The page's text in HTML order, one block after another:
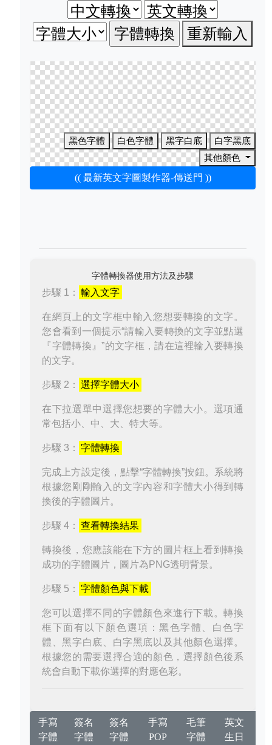
重新輸入
黑色字體 白色字體 黑字白底
白字黑底
其他顏色
(( 最新英文字圖製作器-傳送門 ))
字體轉換器使用方法及步驟
步驟 1： 輸入文字
在網頁上的文字框中輸入您想要轉換的文字。
您會看到一個提示“請輸入要轉換的文字並點選
『字體轉換』”的文字框，請在這裡輸入要轉換
的文字。
步驟 2： 選擇字體大小
在下拉選單中選擇您想要的字體大小。選項通
常包括小、中、大、特大等。
步驟 3： 字體轉換
完成上方設定後，點擊“字體轉換”按鈕。系統將
根據您剛剛輸入的文字內容和字體大小得到轉
換後的字體圖片。
步驟 4： 查看轉換結果
轉換後，您應該能在下方的圖片框上看到轉換
成功的字體圖片，圖片為PNG透明背景。
步驟 5： 字體顏色與下載
您可以選擇不同的字體顏色來進行下載。轉換
框下面有以下顏色選項：黑色字體、白色字
體、黑字白底、白字黑底以及其他顏色選擇。
根據您的需要選擇合適的顏色，選擇顏色後系
統會自動下載你選擇的對應色彩。
手寫
字體
簽名
字體
簽名
字體
手寫
POP
毛筆
字體
英文
生日